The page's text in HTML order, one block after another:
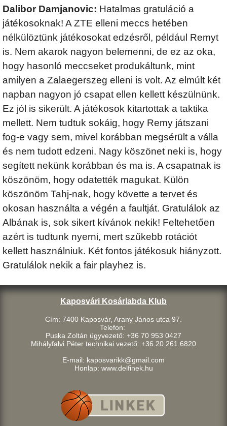
Dalibor Damjanovic: Hatalmas gratuláció a
játékosoknak! A ZTE elleni meccs hetében
nélkülöztünk játékosokat edzésről, például Remyt
is. Nem akarok nagyon belemenni, de ez az oka,
hogy hasonló meccseket produkáltunk, mint
amilyen a Zalaegerszeg elleni is volt. Az elmúlt két
napban nagyon jó csapat ellen kellett készülnünk.
Ez jól is sikerült. A játékosok kitartottak a taktika
mellett. Nem tudtuk sokáig, hogy Remy játszani
fog-e vagy sem, mivel korábban megsérült a válla
és nem tudott edzeni. Nagy köszönet neki is, hogy
segített nekünk korábban és ma is. A csapatnak is
köszönöm, hogy odatették magukat. Külön
köszönöm Tahj-nak, hogy követte a tervet és
okosan használta a végén a faultját. Gratulálok az
Albának is, sok sikert kívánok nekik! Feltehetően
azért is tudtunk nyerni, mert szűkebb rotációt
kellett használniuk. Két fontos játékosuk hiányzott.
Gratulálok nekik a fair playhez is.
Kaposvári Kosárlabda Klub
Cím: 7400 Kaposvár, Arany János utca 97.
Telefon:
Puska Zoltán ügyvezető: +36 70 953 0427
Mihályfalvi Péter technikai vezető: +36 20 261 6820
E-mail: kaposvarikk@gmail.com
Honlap: www.delfinek.hu